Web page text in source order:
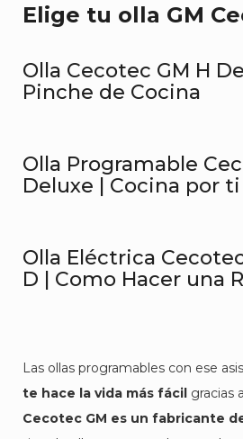
Elige tu olla GM
Olla Cecotec GM H
Pinche de Cocina
Olla Programable
Deluxe | Cocina por ti
Olla Eléctrica
D | Como Hacer una
Las ollas programables con ese
te hace la vida más fácil gracias
Cecotec GM es un fabricante